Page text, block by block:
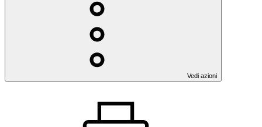
Vedi azioni